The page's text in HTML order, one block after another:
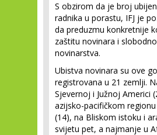
S obzirom da je broj
radnika u porastu, IFJ je
da preduzmu konkretnije
zaštitu novinara i
novinarstva.
Ubistva novinara su ove
registrovana u 21 zemlji.
Sjevernoj i Južnoj Americi
azijsko-pacifičkom regionu
(14), na Bliskom istoku i
svijetu pet, a najmanje u